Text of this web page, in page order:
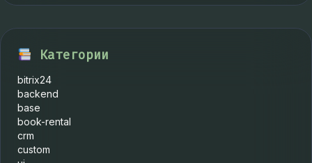
Категории
bitrix24
backend
base
book-rental
crm
custom